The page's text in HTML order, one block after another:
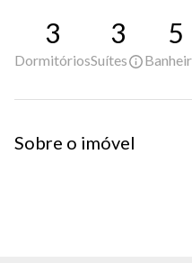
3
Dormitórios
3
Suítes
5
Sobre o imóvel